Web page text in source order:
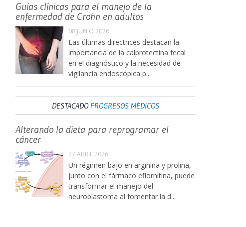
Guías clínicas para el manejo de la
enfermedad de Crohn en adultos
08 JUNIO 2026
Las últimas directrices destacan la
importancia de la calprotectina fecal
en el diagnóstico y la necesidad de
vigilancia endoscópica p...
DESTACADO PROGRESOS MÉDICOS
Alterando la dieta para reprogramar el
cáncer
27 ABRIL 2026
Un régimen bajo en arginina y prolina,
junto con el fármaco eflornitina, puede
transformar el manejo del
neuroblastoma al fomentar la d...